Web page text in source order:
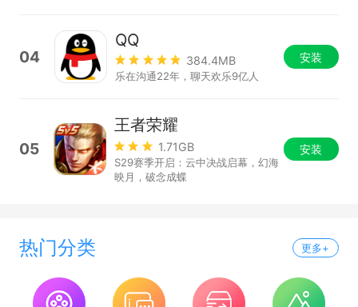
04
QQ
384.4MB
乐在沟通22年，聊天欢乐9亿人
安装
05
王者荣耀
1.71GB
S29赛季开启：云中决战启幕，幻海
映月，破念成蝶
安装
热门分类 更多+